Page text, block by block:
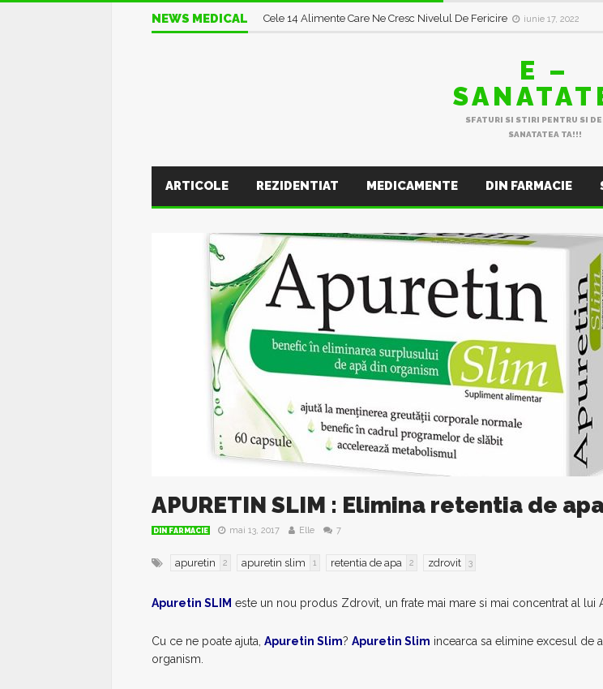
NEWS MEDICAL Excesul de Banane :14 Efecte Secundare Neașteptate iunie 11, 2022
E –
SFATURI SI STIRI PENTRU SI
SANATATEA TA!!!
ARTICOLE REZIDENTIAT MEDICAMENTE DIN FARMACIE
APURETIN SLIM : Elimina retentia de
DIN FARMACIE mai 13, 2017 Elle 7
apuretin 2 apuretin slim 1 retentia de apa 2 zdrovit 3
Apuretin SLIM este un nou produs Zdrovit, un frate mai mare si mai concentrat al lui
Cu ce ne poate ajuta, Apuretin Slim? Apuretin Slim incearca sa elimine excesul de
organism.